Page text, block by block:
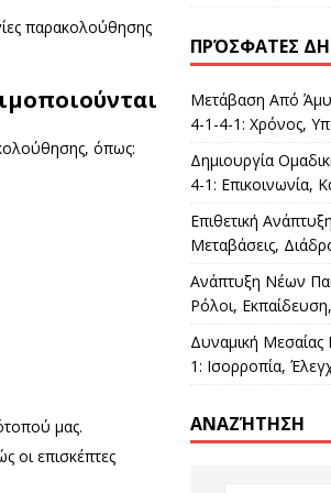
παρακολούθησης
όπως:
μας.
οι επισκέπτες
ΠΡΌΣΦΑΤΕΣ
Μετάβαση Από
4-1-4-1: Χρόνος,
Δημιουργία
4-1: Επικοινωνία,
Επιθετική
Μεταβάσεις,
Ανάπτυξη Νέων
Ρόλοι,
Δυναμική Μεσαίας
1: Ισορροπία,
ΑΝΑΖΉΤΗΣΗ